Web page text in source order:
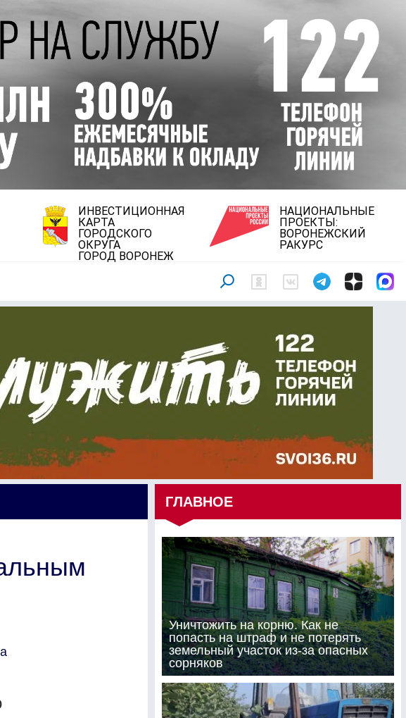
ИНВЕСТИЦИОННАЯ
КАРТА
ГОРОДСКОГО
ОКРУГА
ГОРОД ВОРОНЕЖ
НАЦИОНАЛЬНЫЕ
ПРОЕКТЫ:
ВОРОНЕЖСКИЙ
РАКУРС
ГЛАВНОЕ
Уничтожить на корню. Как не
попасть на штраф и не потерять
земельный участок из-за опасных
сорняков